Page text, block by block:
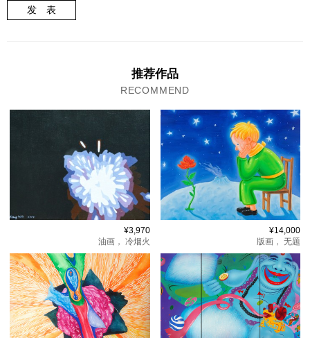
发 表
推荐作品
RECOMMEND
¥3,970
油画， 冷烟火
¥14,000
版画， 无题